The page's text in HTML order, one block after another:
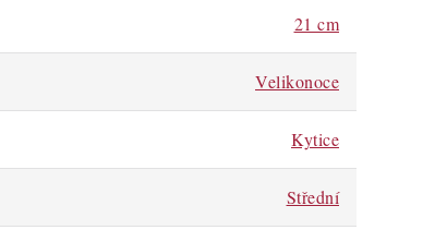
21 cm
Velikonoce
Kytice
Střední